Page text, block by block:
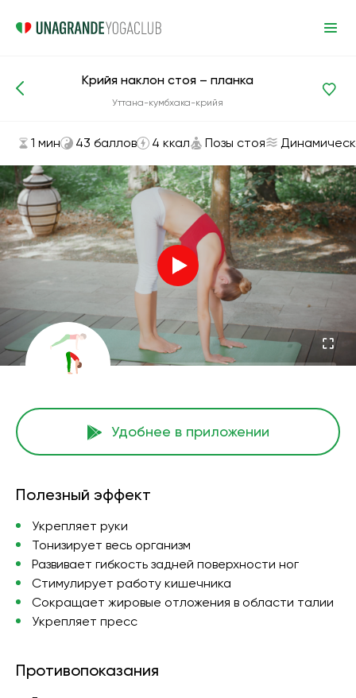
Асаны и упражнения Позы стоя
Крийя наклон стоя – планка
Уттана-кумбхака-крийя
1 мин 43 баллов 4 ккал Позы стоя
Удобнее в приложении
Полезный эффект
Укрепляет руки
Тонизирует весь организм
Развивает гибкость задней поверхности ног
Стимулирует работу кишечника
Сокращает жировые отложения в области талии
Укрепляет пресс
Противопоказания